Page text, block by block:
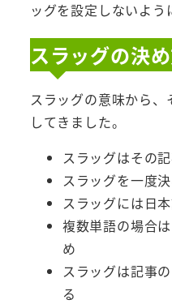
ッグを設定しないよう
スラッグの決
スラッグの意味から
してきました。
スラッグはその
スラッグを一度
スラッグには日
複数単語の場合
め
スラッグは記事
る